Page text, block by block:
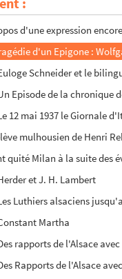
de Maurice Mutterer
d'une expression
d'un Epigone :
Schneider et le
Episode de la chronique
12 mai 1937 le Giornale
mulhousien de Henri
quité Milan à la suite des
et J. H. Lambert
Luthiers alsaciens
Martha
rapports de l'Alsace
Rapports de l'Alsace